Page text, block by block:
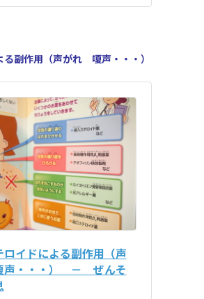
る副作用（声がれ 嗄声・・・）
ロイドによる副作用（声
・・・） － ぜんそ